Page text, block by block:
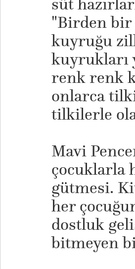
süt
"Birden bir
kuyruğu
kuyrukları
renk renk
onlarca
tilkilerle
Mavi
çocuklarla
gütmesi.
her
dostluk
bitmeyen